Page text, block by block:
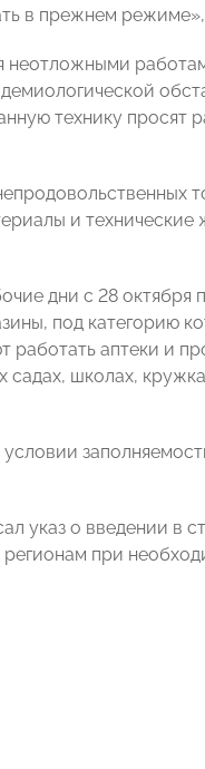
в прежнем
неотложными
технику просят
и
дни с 28 октября
под категорию
аптеки и
школах,
указ о введении в
при